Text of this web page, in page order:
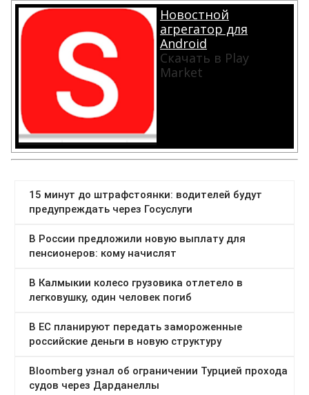
Новостной
агрегатор для
Android
Скачать в Play
Market